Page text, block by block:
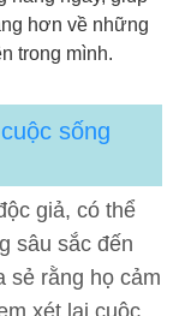
hơn về những
trong mình.
sống
giả, có thể
sâu sắc đến
rằng họ cảm